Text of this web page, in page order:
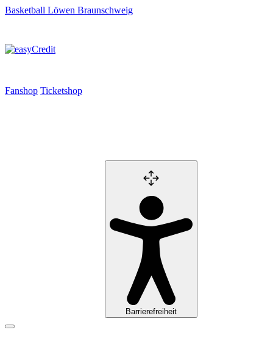
Basketball Löwen Braunschweig
Fanshop Ticketshop
Barrierefreiheit